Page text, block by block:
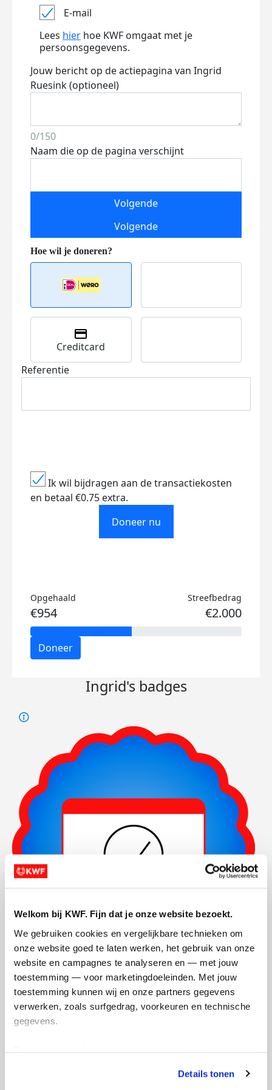
Welkom bij KWF. Fijn dat je onze website bezoekt.
We gebruiken cookies en vergelijkbare technieken om
onze website goed te laten werken, het gebruik van onze
website en campagnes te analyseren en — met jouw
toestemming — voor marketingdoeleinden. Met jouw
toestemming kunnen wij en onze partners gegevens
verwerken, zoals surfgedrag, voorkeuren en technische
gegevens.
tonen. Je kunt je toestemming op elk moment wijzigen of
Details tonen
E-mail
Lees hier hoe KWF omgaat met je
persoonsgegevens.
Jouw bericht op de actiepagina van Ingrid
Ruesink (optioneel)
0/150
Naam die op de pagina verschijnt
Volgende
Volgende
Creditcard
Referentie
Ik wil bijdragen aan de transactiekosten
en betaal €0.75 extra.
Doneer nu
Opgehaald
€954
Streefbedrag
€2.000
Doneer
Ingrid's badges
Actiepagina gemaakt